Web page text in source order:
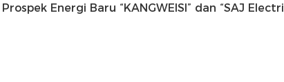
Energi Baru “KANGWEISI” dan “SAJ